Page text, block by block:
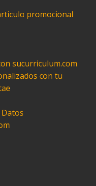
promocional
sucurriculum.com
con tu